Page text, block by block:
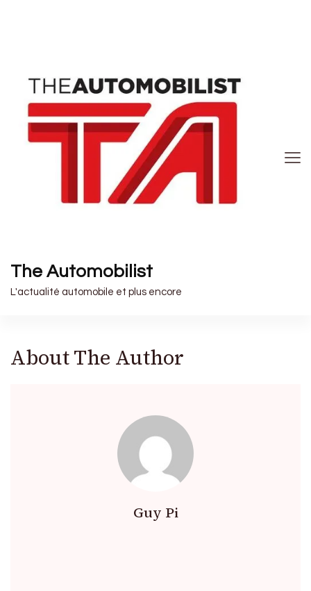
The Automobilist
L'actualité automobile et plus encore
About The Author
Guy Pi